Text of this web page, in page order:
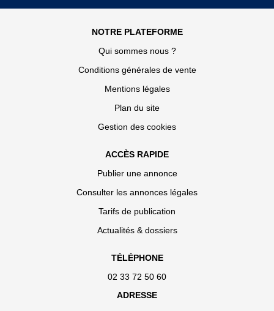
NOTRE PLATEFORME
Qui sommes nous ?
Conditions générales de vente
Mentions légales
Plan du site
Gestion des cookies
ACCÈS RAPIDE
Publier une annonce
Consulter les annonces légales
Tarifs de publication
Actualités & dossiers
TÉLÉPHONE
02 33 72 50 60
ADRESSE